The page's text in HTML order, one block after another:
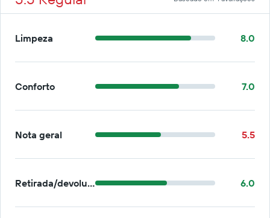
Limpeza 8.0
Conforto 7.0
Nota geral 5.5
Retirada/devolução 6.0